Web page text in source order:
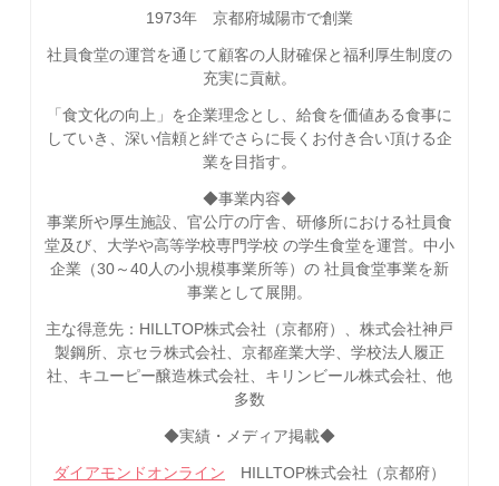
1973年 京都府城陽市で創業
社員食堂の運営を通じて顧客の人財確保と福利厚生制度の
充実に貢献。
「食文化の向上」を企業理念とし、給食を価値ある食事に
していき、深い信頼と絆でさらに長くお付き合い頂ける企
業を目指す。
◆事業内容◆
事業所や厚生施設、官公庁の庁舎、研修所における社員食
堂及び、大学や高等学校専門学校 の学生食堂を運営。中小
企業（30～40人の小規模事業所等）の 社員食堂事業を新
事業として展開。
主な得意先：HILLTOP株式会社（京都府）、株式会社神戸
製鋼所、京セラ株式会社、京都産業大学、学校法人履正
社、キユーピー醸造株式会社、キリンビール株式会社、他
多数
◆実績・メディア掲載◆
ダイアモンドオンライン HILLTOP株式会社（京都府）